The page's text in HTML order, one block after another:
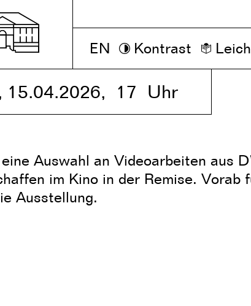
EN Kontrast
15.04.2026, 17 Uhr
Auswahl an Videoarbeiten aus
im Kino in der Remise. Vorab
Ausstellung.